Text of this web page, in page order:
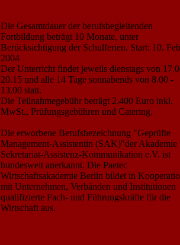
Die Gesamtdauer der berufsbegleitenden
Fortbildung beträgt 10 Monate, unter
Berücksichtigung der Schulferien. Start: 10.
2004
Der Unterricht findet jeweils dienstags von
20.15 und alle 14 Tage sonnabends von 8.00 -
13.00 statt.
Die Teilnahmegebühr beträgt 2.400 Euro inkl.
MwSt., Prüfungsgebühren und Catering.
Die erworbene Berufsbezeichnung "Geprüfte
Management-Assistentin (SAK)"der Akademie
Sekretariat-Assistenz-Kommunikation e.V. ist
bundesweit anerkannt. Die Paetec
Wirtschaftsakademie Berlin bildet in
mit Unternehmen, Verbänden und Institutionen
qualifizierte Fach- und Führungskräfte für die
Wirtschaft aus.